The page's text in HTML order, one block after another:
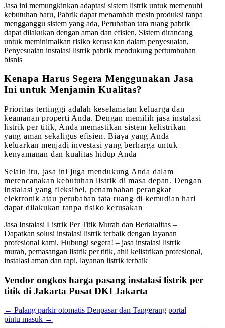
Jasa ini memungkinkan adaptasi sistem listrik untuk memenuhi
kebutuhan baru, Pabrik dapat menambah mesin produksi tanpa
mengganggu sistem yang ada, Perubahan tata ruang pabrik
dapat dilakukan dengan aman dan efisien, Sistem dirancang
untuk meminimalkan risiko kerusakan dalam penyesuaian,
Penyesuaian instalasi listrik pabrik mendukung pertumbuhan
bisnis
Kenapa Harus Segera Menggunakan Jasa
Ini untuk Menjamin Kualitas?
Prioritas tertinggi adalah keselamatan keluarga dan
keamanan properti Anda. Dengan memilih jasa instalasi
listrik per titik, Anda memastikan sistem kelistrikan
yang aman sekaligus efisien. Biaya yang Anda
keluarkan menjadi investasi yang berharga untuk
kenyamanan dan kualitas hidup Anda
Selain itu, jasa ini juga mendukung Anda dalam
merencanakan kebutuhan listrik di masa depan. Dengan
instalasi yang fleksibel, penambahan perangkat
elektronik atau perubahan tata ruang di kemudian hari
dapat dilakukan tanpa risiko kerusakan
Jasa Instalasi Listrik Per Titik Murah dan Berkualitas –
Dapatkan solusi instalasi listrik terbaik dengan layanan
profesional kami. Hubungi segera! – jasa instalasi listrik
murah, pemasangan listrik per titik, ahli kelistrikan profesional,
instalasi aman dan rapi, layanan listrik terbaik
Vendor ongkos harga pasang instalasi listrik per
titik di Jakarta Pusat DKI Jakarta
← Palang parkir otomatis Denpasar dan Tangerang portal
pintu masuk →